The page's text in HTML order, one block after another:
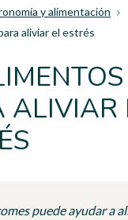
y alimentación
aliviar el estrés
ALIVIAR
puede ayudar a